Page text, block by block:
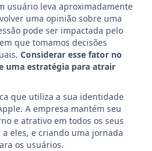
usuário leva aproximadamente
uma opinião sobre uma
pode ser impactada pelo
que tomamos decisões
Considerar esse fator no
uma estratégia para atrair
que utiliza a sua identidade
A empresa mantém seu
e atrativo em todos os seus
eles, e criando uma jornada
os usuários.